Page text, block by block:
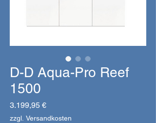
D-D Aqua-Pro Reef
1500
3.199,95 €Preis
zzgl. Versandkosten